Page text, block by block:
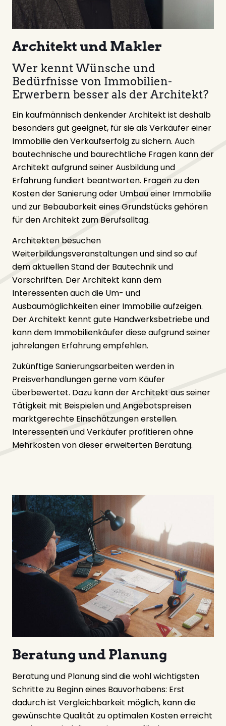
Architekt und Makler
Wer kennt Wünsche und
Bedürfnisse von Immobilien-
Erwerbern besser als der Architekt?
Ein kaufmännisch denkender Architekt ist deshalb
besonders gut geeignet, für sie als Verkäufer einer
Immobilie den Verkaufserfolg zu sichern. Auch
bautechnische und baurechtliche Fragen kann der
Architekt aufgrund seiner Ausbildung und
Erfahrung fundiert beantworten. Fragen zu den
Kosten der Sanierung oder Umbau einer Immobilie
und zur Bebaubarkeit eines Grundstücks gehören
für den Architekt zum Berufsalltag.
Architekten besuchen
Weiterbildungsveranstaltungen und sind so auf
dem aktuellen Stand der Bautechnik und
Vorschriften. Der Architekt kann dem
Interessenten auch die Um- und
Ausbaumöglichkeiten einer Immobilie aufzeigen.
Der Architekt kennt gute Handwerksbetriebe und
kann dem Immobilienkäufer diese aufgrund seiner
jahrelangen Erfahrung empfehlen.
Zukünftige Sanierungsarbeiten werden in
Preisverhandlungen gerne vom Käufer
überbewertet. Dazu kann der Architekt aus seiner
Tätigkeit mit Beispielen und Angebotspreisen
marktgerechte Einschätzungen erstellen.
Interessenten und Verkäufer profitieren ohne
Mehrkosten von dieser erweiterten Beratung.
Beratung und Planung
Beratung und Planung sind die wohl wichtigsten
Schritte zu Beginn eines Bauvorhabens: Erst
dadurch ist Vergleichbarkeit möglich, kann die
gewünschte Qualität zu optimalen Kosten erreicht